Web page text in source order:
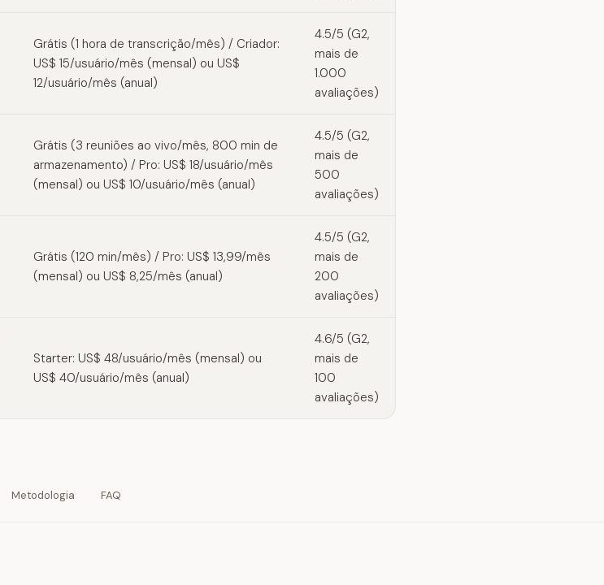
Grátis (1 hora de transcrição/mês) / Criador:
US$ 15/usuário/mês (mensal) ou US$
12/usuário/mês (anual)
4.5/5 (G2,
mais de
1.000
avaliações)
Grátis (3 reuniões ao vivo/mês, 800 min de
armazenamento) / Pro: US$ 18/usuário/mês
(mensal) ou US$ 10/usuário/mês (anual)
4.5/5 (G2,
mais de
500
avaliações)
Grátis (120 min/mês) / Pro: US$ 13,99/mês
(mensal) ou US$ 8,25/mês (anual)
4.5/5 (G2,
mais de
200
avaliações)
Starter: US$ 48/usuário/mês (mensal) ou
US$ 40/usuário/mês (anual)
4.6/5 (G2,
mais de
100
avaliações)
Metodologia FAQ